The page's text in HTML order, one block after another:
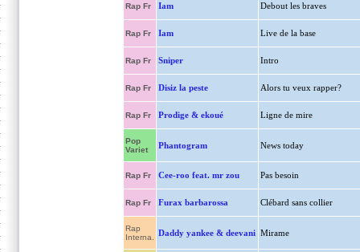
Rap Fr Iam Debout les braves
Rap Fr Iam Live de la base
Rap Fr Sniper Intro
Rap Fr Disiz la peste Alors tu veux rapper?
Rap Fr Prodige & ekoué Ligne de mire
Pop
Variet
Phantogram News today
Rap Fr Cee-roo feat. mr zou Pas besoin
Rap Fr Furax barbarossa Clébard sans collier
Rap
Interna.
Daddy yankee & deevani Mirame